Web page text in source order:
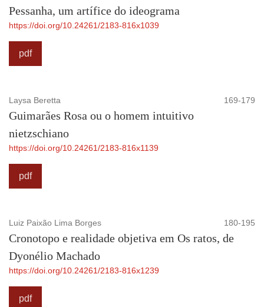
Pessanha, um artífice do ideograma
https://doi.org/10.24261/2183-816x1039
pdf
Laysa Beretta 169-179
Guimarães Rosa ou o homem intuitivo
nietzschiano
https://doi.org/10.24261/2183-816x1139
pdf
Luiz Paixão Lima Borges 180-195
Cronotopo e realidade objetiva em Os ratos, de
Dyonélio Machado
https://doi.org/10.24261/2183-816x1239
pdf